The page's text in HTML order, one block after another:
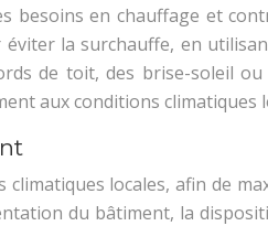
besoins en chauffage et
la surchauffe, en
de toit, des brise-soleil
aux conditions climatiques
locales, afin de
du bâtiment, la